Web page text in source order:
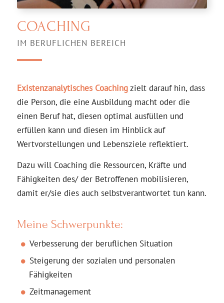
COACHING
IM BERUFLICHEN BEREICH
Existenzanalytisches Coachingzielt darauf hin, dass
die Person, die eine Ausbildung macht oder die
einen Beruf hat, diesen optimal ausfüllen und
erfüllen kann und diesen im Hinblick auf
Wertvorstellungen und Lebensziele reflektiert.
Dazu will Coaching die Ressourcen, Kräfte und
Fähigkeiten des/ der Betroffenen mobilisieren,
damit er/sie dies auch selbstverantwortet tun kann.
Meine Schwerpunkte:
Verbesserung der beruflichen Situation
Steigerung der sozialen und personalen
Fähigkeiten
Zeitmanagement